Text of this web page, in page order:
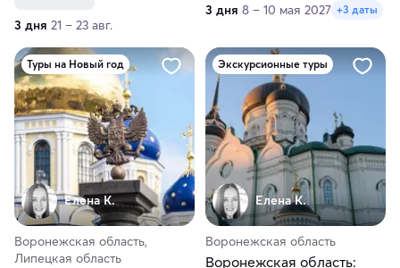
3 дня 21 – 23 авг.
3 дня 8 – 10 мая 2027 +3 даты
Туры на Новый год
Елена К.
Воронежская область,
Липецкая область
Экскурсионные туры
Елена К.
Воронежская область
Воронежская область: